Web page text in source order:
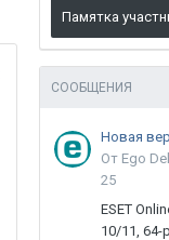
Памятка
СООБЩЕНИЯ
От Ego
25
ESET
10/11, 64-